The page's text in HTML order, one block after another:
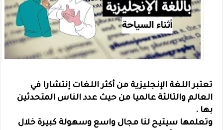
تعتبر اللغة الإنجليزية من أكثر اللغات إنتشارا في
العالم والتالثة عالميا من حيث عدد الناس المتحدثين
بها .
وتعلمها سيتيح لنا مجال واسع وسهولة كبيرة خلال